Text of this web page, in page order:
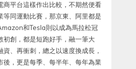
商平台這樣作出比較，不期然便看
等同運動比賽，那京東、阿里都是
和Tesla則以成為馬拉松冠
初創，都是短跑好手，融一筆大
資、再衝刺，總之以速度換成長，
後，更是每季、每半年、每年為業